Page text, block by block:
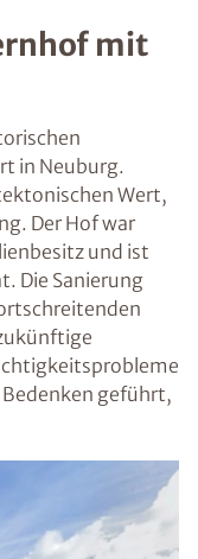
mit
in Neuburg.
Wert,
Der Hof war
und ist
Die Sanierung
geführt,